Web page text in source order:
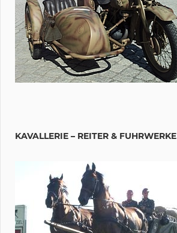
KAVALLERIE – REITER & FUHRWERKE